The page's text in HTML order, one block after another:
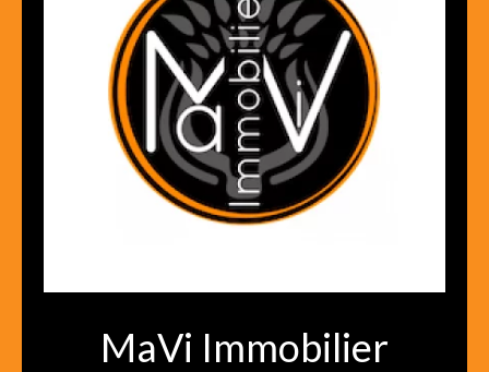
MaVi Immobilier